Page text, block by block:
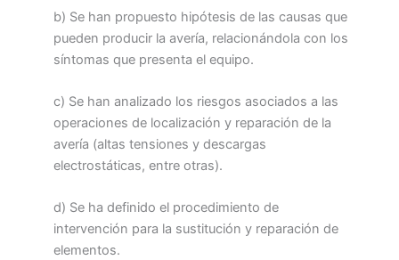
b) Se han propuesto hipótesis de las causas que
pueden producir la avería, relacionándola con los
síntomas que presenta el equipo.
c) Se han analizado los riesgos asociados a las
operaciones de localización y reparación de la
avería (altas tensiones y descargas
electrostáticas, entre otras).
d) Se ha definido el procedimiento de
intervención para la sustitución y reparación de
elementos.